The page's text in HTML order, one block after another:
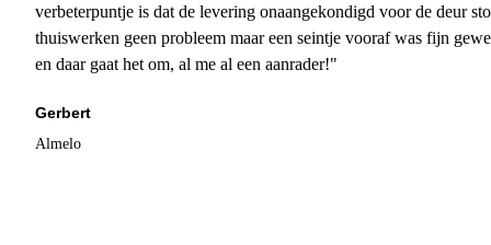
verbeterpuntje is dat de levering onaangekondigd voor de deur
thuiswerken geen probleem maar een seintje vooraf was fijn
en daar gaat het om, al me al een aanrader!"
Gerbert
Almelo